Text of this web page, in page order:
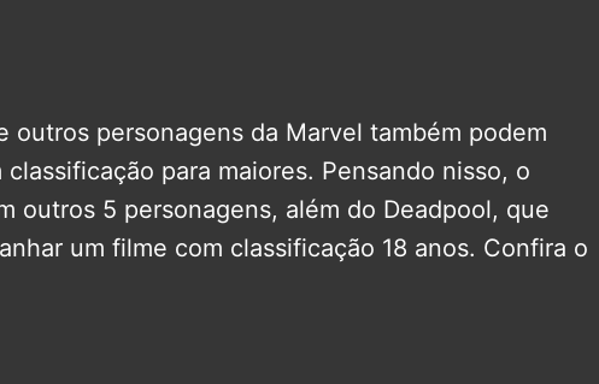
outros personagens da Marvel também podem
para maiores. Pensando nisso, o
outros 5 personagens, além do Deadpool, que
um filme com classificação 18 anos. Confira o